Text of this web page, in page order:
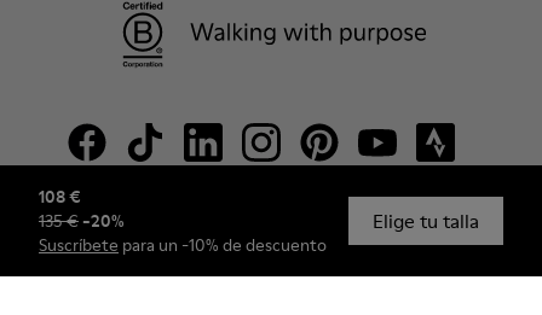
108 €
135 € -20%
Suscríbete para un -10% de descuento
Elige tu talla
© Camper, 2026